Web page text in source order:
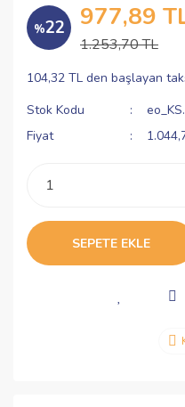
%22 977,89
1.253,70 TL
104,32 TL den başlayan
Stok Kodu
Fiyat
SEPETE EKLE